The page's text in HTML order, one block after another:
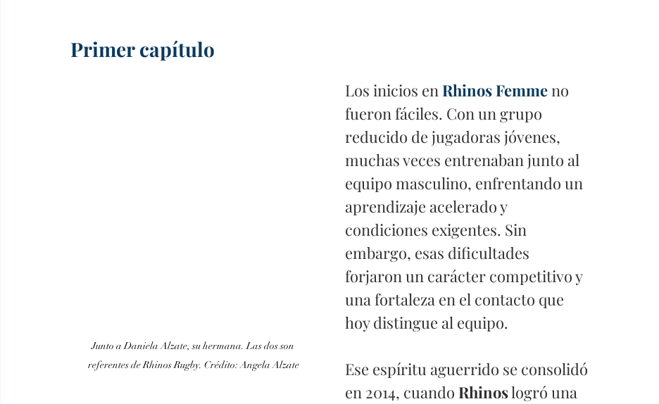
Primer capítulo
Junto a Daniela Alzate, su hermana. Las dos son
referentes de Rhinos Rugby. Crédito: Angela Alzate
Los inicios en Rhinos Femme no
fueron fáciles. Con un grupo
reducido de jugadoras jóvenes,
muchas veces entrenaban junto al
equipo masculino, enfrentando un
aprendizaje acelerado y
condiciones exigentes. Sin
embargo, esas dificultades
forjaron un carácter competitivo y
una fortaleza en el contacto que
hoy distingue al equipo.
Ese espíritu aguerrido se consolidó
en 2014, cuando Rhinos logró una